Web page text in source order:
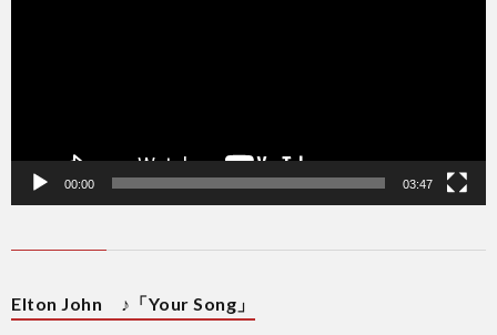
00:00 03:47
Elton John ♪「Your Song」